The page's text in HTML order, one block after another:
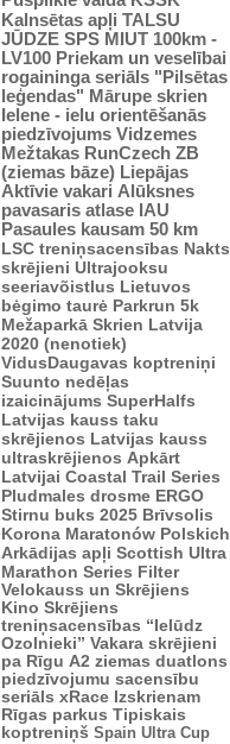
Kalnsētas apļi TALSU
JŪDZE SPS MIUT 100km -
LV100 Priekam un veselībai
rogaininga seriāls "Pilsētas
leģendas" Mārupe skrien
Ielene - ielu orientēšanās
piedzīvojums Vidzemes
Mežtakas RunCzech ZB
(ziemas bāze) Liepājas
Aktīvie vakari Alūksnes
pavasaris atlase IAU
Pasaules kausam 50 km
LSC treniņsacensības Nakts
skrējieni Ultrajooksu
seeriavõistlus Lietuvos
bėgimo taurė Parkrun 5k
Mežaparkā Skrien Latvija
2020 (nenotiek)
VidusDaugavas koptreniņi
Suunto nedēļas
izaicinājums SuperHalfs
Latvijas kauss taku
skrējienos Latvijas kauss
ultraskrējienos Apkārt
Latvijai Coastal Trail Series
Pludmales drosme ERGO
Stirnu buks 2025 Brīvsolis
Korona Maratonów Polskich
Arkādijas apļi Scottish Ultra
Marathon Series Filter
Velokauss un Skrējiens
Kino Skrējiens
treniņsacensības “Ielūdz
Ozolnieki” Vakara skrējieni
pa Rīgu A2 ziemas duatlons
piedzīvojumu sacensību
seriāls xRace Izskrienam
Rīgas parkus Tipiskais
koptreniņš Spain Ultra Cup